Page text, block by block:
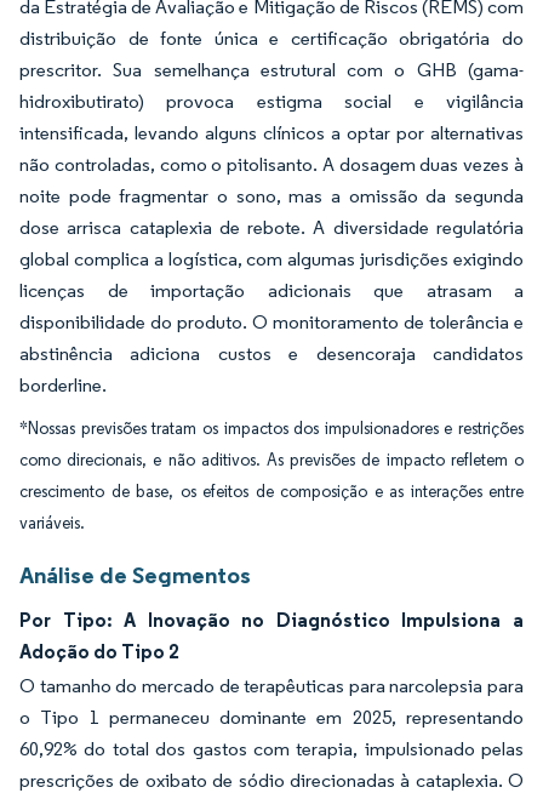
da Estratégia de Avaliação e Mitigação de Riscos (REMS) com
distribuição de fonte única e certificação obrigatória do
prescritor. Sua semelhança estrutural com o GHB (gama-
hidroxibutirato) provoca estigma social e vigilância
intensificada, levando alguns clínicos a optar por alternativas
não controladas, como o pitolisanto. A dosagem duas vezes à
noite pode fragmentar o sono, mas a omissão da segunda
dose arrisca cataplexia de rebote. A diversidade regulatória
global complica a logística, com algumas jurisdições exigindo
licenças de importação adicionais que atrasam a
disponibilidade do produto. O monitoramento de tolerância e
abstinência adiciona custos e desencoraja candidatos
borderline.
*Nossas previsões tratam os impactos dos impulsionadores e restrições
como direcionais, e não aditivos. As previsões de impacto refletem o
crescimento de base, os efeitos de composição e as interações entre
variáveis.
Análise de Segmentos
Por Tipo: A Inovação no Diagnóstico Impulsiona a
Adoção do Tipo 2
O tamanho do mercado de terapêuticas para narcolepsia para
o Tipo 1 permaneceu dominante em 2025, representando
60,92% do total dos gastos com terapia, impulsionado pelas
prescrições de oxibato de sódio direcionadas à cataplexia. O